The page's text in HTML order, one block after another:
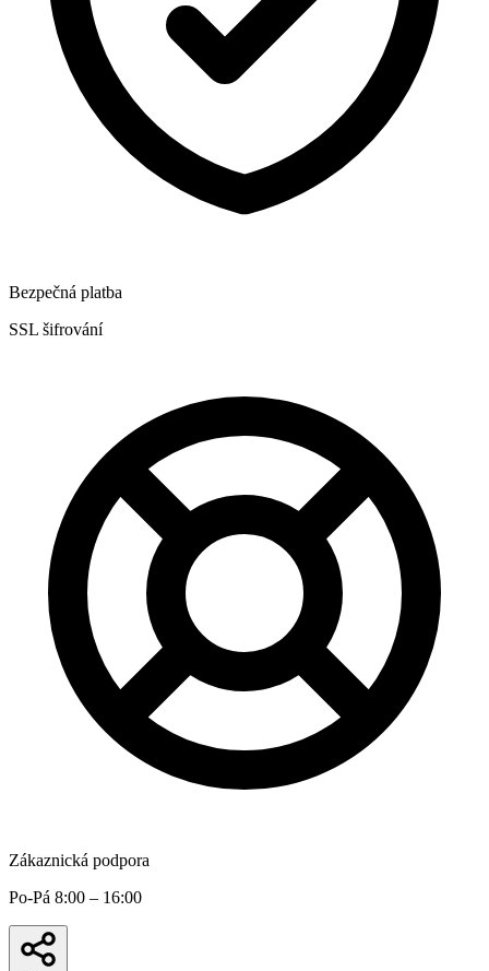
Bezpečná platba
SSL šifrování
Zákaznická podpora
Po-Pá 8:00 – 16:00